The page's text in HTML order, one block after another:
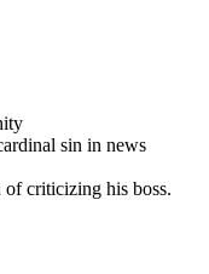
sin in news
criticizing his boss.